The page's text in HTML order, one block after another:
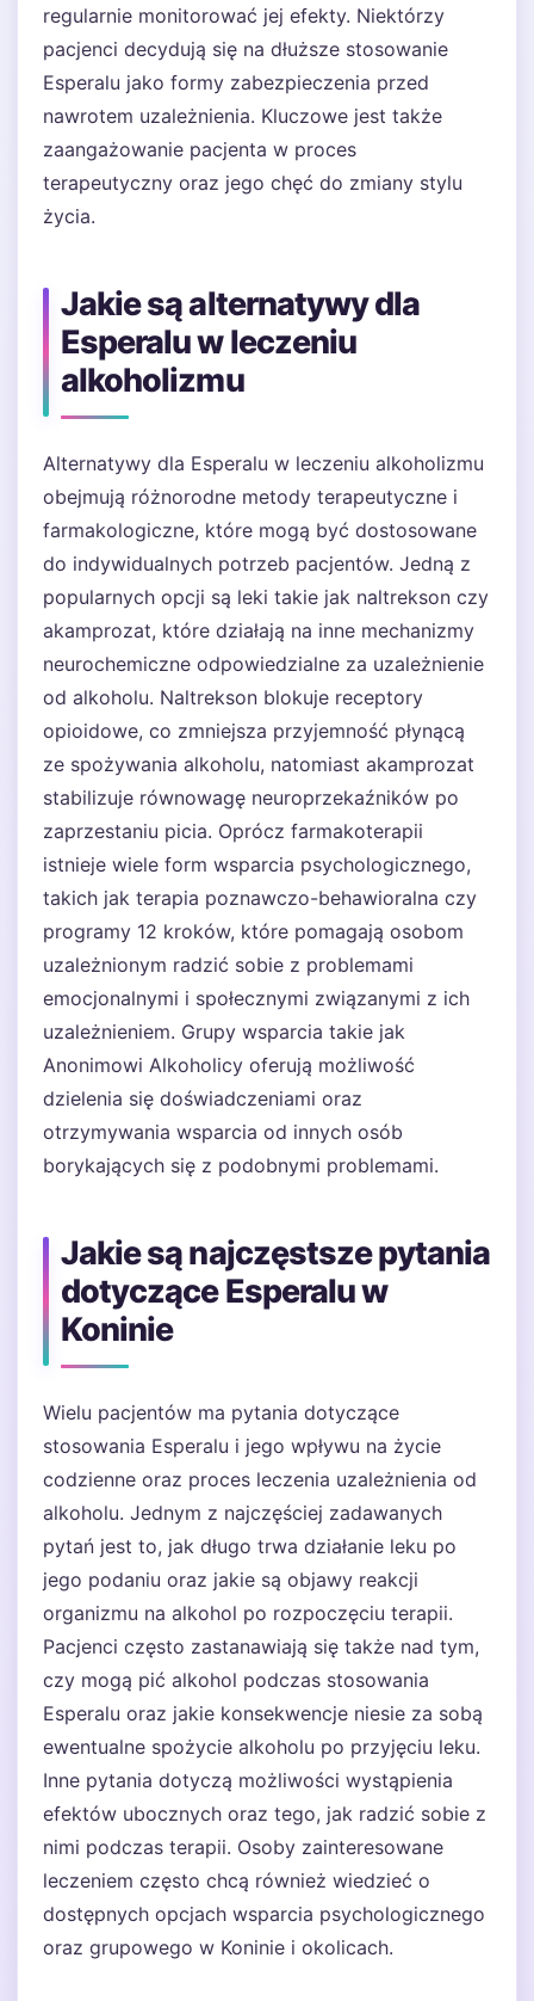
regularnie monitorować jej efekty. Niektórzy
pacjenci decydują się na dłuższe stosowanie
Esperalu jako formy zabezpieczenia przed
nawrotem uzależnienia. Kluczowe jest także
zaangażowanie pacjenta w proces
terapeutyczny oraz jego chęć do zmiany stylu
życia.
Jakie są alternatywy dla
Esperalu w leczeniu
alkoholizmu
Alternatywy dla Esperalu w leczeniu alkoholizmu
obejmują różnorodne metody terapeutyczne i
farmakologiczne, które mogą być dostosowane
do indywidualnych potrzeb pacjentów. Jedną z
popularnych opcji są leki takie jak naltrekson czy
akamprozat, które działają na inne mechanizmy
neurochemiczne odpowiedzialne za uzależnienie
od alkoholu. Naltrekson blokuje receptory
opioidowe, co zmniejsza przyjemność płynącą
ze spożywania alkoholu, natomiast akamprozat
stabilizuje równowagę neuroprzekaźników po
zaprzestaniu picia. Oprócz farmakoterapii
istnieje wiele form wsparcia psychologicznego,
takich jak terapia poznawczo-behawioralna czy
programy 12 kroków, które pomagają osobom
uzależnionym radzić sobie z problemami
emocjonalnymi i społecznymi związanymi z ich
uzależnieniem. Grupy wsparcia takie jak
Anonimowi Alkoholicy oferują możliwość
dzielenia się doświadczeniami oraz
otrzymywania wsparcia od innych osób
borykających się z podobnymi problemami.
Jakie są najczęstsze pytania
dotyczące Esperalu w
Koninie
Wielu pacjentów ma pytania dotyczące
stosowania Esperalu i jego wpływu na życie
codzienne oraz proces leczenia uzależnienia od
alkoholu. Jednym z najczęściej zadawanych
pytań jest to, jak długo trwa działanie leku po
jego podaniu oraz jakie są objawy reakcji
organizmu na alkohol po rozpoczęciu terapii.
Pacjenci często zastanawiają się także nad tym,
czy mogą pić alkohol podczas stosowania
Esperalu oraz jakie konsekwencje niesie za sobą
ewentualne spożycie alkoholu po przyjęciu leku.
Inne pytania dotyczą możliwości wystąpienia
efektów ubocznych oraz tego, jak radzić sobie z
nimi podczas terapii. Osoby zainteresowane
leczeniem często chcą również wiedzieć o
dostępnych opcjach wsparcia psychologicznego
oraz grupowego w Koninie i okolicach.